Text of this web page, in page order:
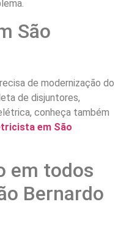
São
de modernização do
de disjuntores,
conheça também
em São
em todos
Bernardo